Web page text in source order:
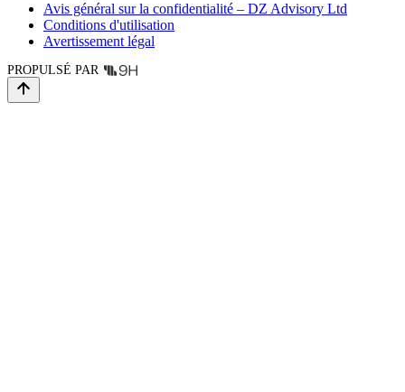
Avis général sur la confidentialité – DZ Advisory Ltd
Conditions d'utilisation
Avertissement légal
PROPULSÉ PAR